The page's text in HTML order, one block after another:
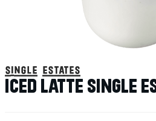
single estates
ICED LATTE SINGLE